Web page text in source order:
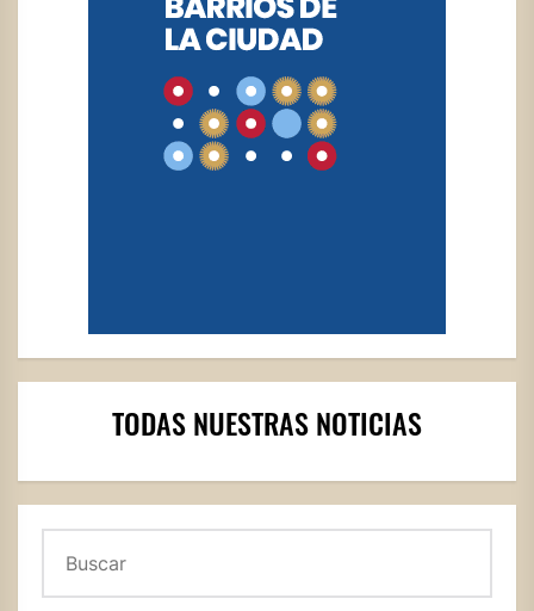
TODAS NUESTRAS NOTICIAS